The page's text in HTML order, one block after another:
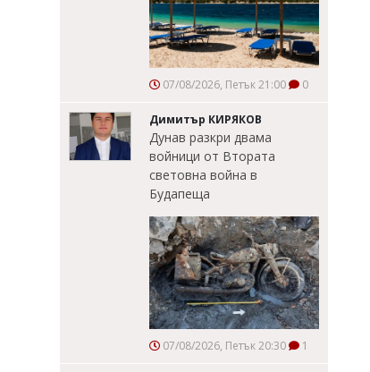
07/08/2026, Петък 21:00 0
Димитър КИРЯКОВ
Дунав разкри двама
войници от Втората
световна война в
Будапеща
07/08/2026, Петък 20:30 1